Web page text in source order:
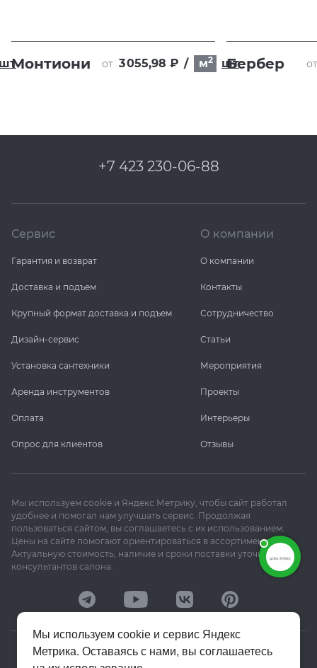
Монтиони от 3 055,98 ₽ / м2 шт
Бербер от
+7 423 230-06-88
Сервис
Гарантия и возврат
Доставка и подъем
Крупный формат доставка и подъем
Дизайн-сервис
Установка сантехники
Аренда инструментов
Оплата
Опрос для клиентов
О компании
О компании
Контакты
Сотрудничество
Статьи
Мероприятия
Проекты
Интерьеры
Отзывы
Мы используем cookie и Яндекс Метрику, чтобы сайт работал
удобнее и помогал нам улучшать сервис. Продолжая
пользоваться сайтом, вы соглашаетесь с их использованием.
Цены на сайте помогают ориентироваться в ассортименте.
Актуальную стоимость, наличие и сроки поставки уточняйте у
консультантов салона.
© 2020–2026 «Апекс»
Мы используем cookie и сервис Яндекс
Метрика. Оставаясь с нами, вы соглашаетесь